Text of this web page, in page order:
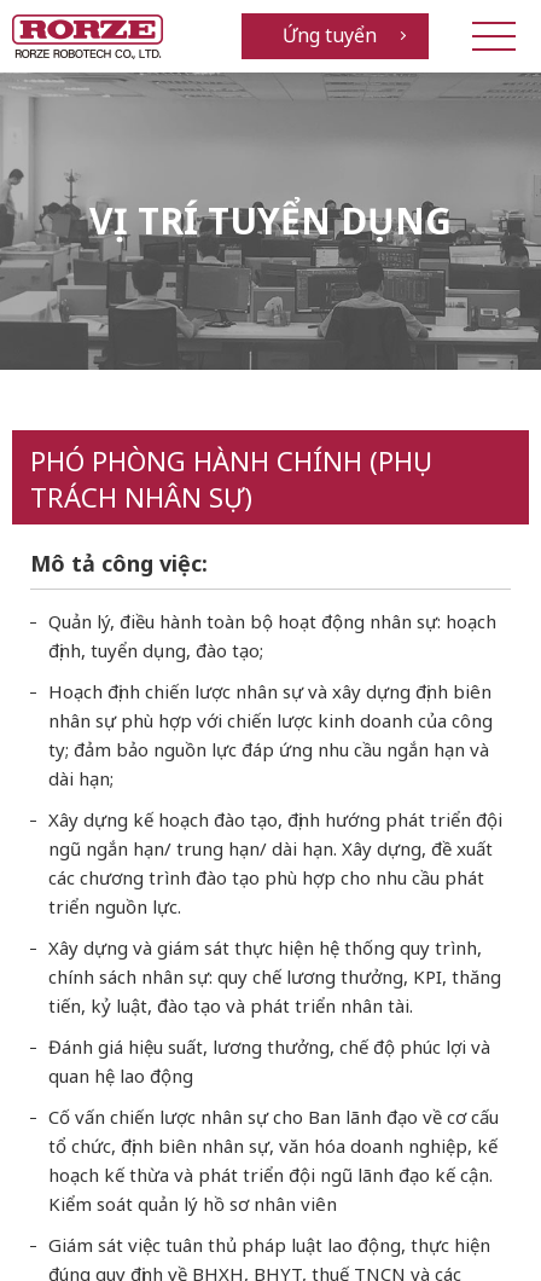
Ứng tuyển
VỊ TRÍ TUYỂN DỤNG
PHÓ PHÒNG HÀNH CHÍNH (PHỤ
TRÁCH NHÂN SỰ)
Mô tả công việc:
Quản lý, điều hành toàn bộ hoạt động nhân sự: hoạch
định, tuyển dụng, đào tạo;
Hoạch định chiến lược nhân sự và xây dựng định biên
nhân sự phù hợp với chiến lược kinh doanh của công
ty; đảm bảo nguồn lực đáp ứng nhu cầu ngắn hạn và
dài hạn;
Xây dựng kế hoạch đào tạo, định hướng phát triển đội
ngũ ngắn hạn/ trung hạn/ dài hạn. Xây dựng, đề xuất
các chương trình đào tạo phù hợp cho nhu cầu phát
triển nguồn lực.
Xây dựng và giám sát thực hiện hệ thống quy trình,
chính sách nhân sự: quy chế lương thưởng, KPI, thăng
tiến, kỷ luật, đào tạo và phát triển nhân tài.
Đánh giá hiệu suất, lương thưởng, chế độ phúc lợi và
quan hệ lao động
Cố vấn chiến lược nhân sự cho Ban lãnh đạo về cơ cấu
tổ chức, định biên nhân sự, văn hóa doanh nghiệp, kế
hoạch kế thừa và phát triển đội ngũ lãnh đạo kế cận.
Kiểm soát quản lý hồ sơ nhân viên
Giám sát việc tuân thủ pháp luật lao động, thực hiện
đúng quy định về BHXH, BHYT, thuế TNCN và các